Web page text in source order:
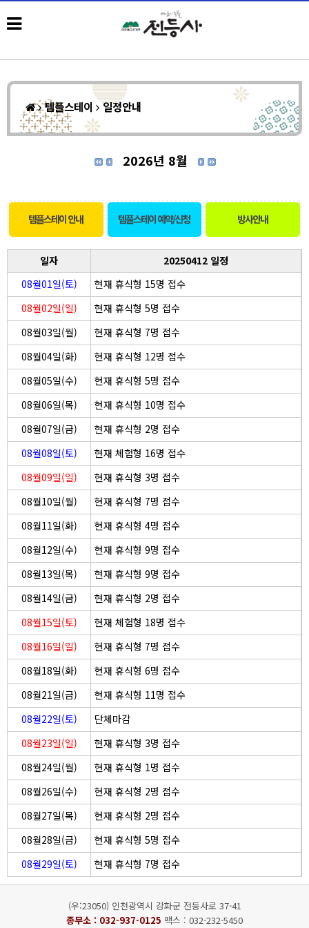
템플스테이 일정안내
2026년 8월
템플스테이 안내 템플스테이 예약/신청 방사안내
일자
20250412 일정
08월01일(토)
현재 휴식형 15명 접수
08월02일(일)
현재 휴식형 5명 접수
08월03일(월)
현재 휴식형 7명 접수
08월04일(화)
현재 휴식형 12명 접수
08월05일(수)
현재 휴식형 5명 접수
08월06일(목)
현재 휴식형 10명 접수
08월07일(금)
현재 휴식형 2명 접수
08월08일(토)
현재 체험형 16명 접수
08월09일(일)
현재 휴식형 3명 접수
08월10일(월)
현재 휴식형 7명 접수
08월11일(화)
현재 휴식형 4명 접수
08월12일(수)
현재 휴식형 9명 접수
08월13일(목)
현재 휴식형 9명 접수
08월14일(금)
현재 휴식형 2명 접수
08월15일(토)
현재 체험형 18명 접수
08월16일(일)
현재 휴식형 7명 접수
08월18일(화)
현재 휴식형 6명 접수
08월21일(금)
현재 휴식형 11명 접수
08월22일(토)
단체마감
08월23일(일)
현재 휴식형 3명 접수
08월24일(월)
현재 휴식형 1명 접수
08월26일(수)
현재 휴식형 2명 접수
08월27일(목)
현재 휴식형 2명 접수
08월28일(금)
현재 휴식형 5명 접수
08월29일(토)
현재 휴식형 7명 접수
(우:23050) 인천광역시 강화군 전등사로 37-41
종무소 : 032-937-0125 팩스 : 032-232-5450